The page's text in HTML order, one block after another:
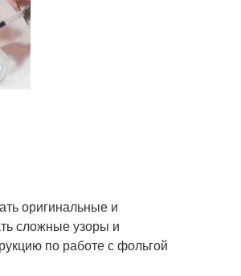
оригинальные и
сложные узоры и
по работе с фольгой